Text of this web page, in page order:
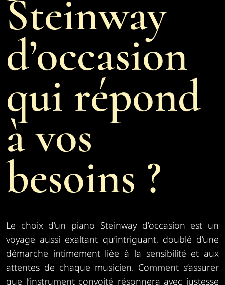
Steinway
d’occasion
qui répond
à vos
besoins ?
Le choix d’un piano Steinway d’occasion est un
voyage aussi exaltant qu’intriguant, doublé d’une
démarche intimement liée à la sensibilité et aux
attentes de chaque musicien. Comment s’assurer
que l’instrument convoité résonnera avec justesse